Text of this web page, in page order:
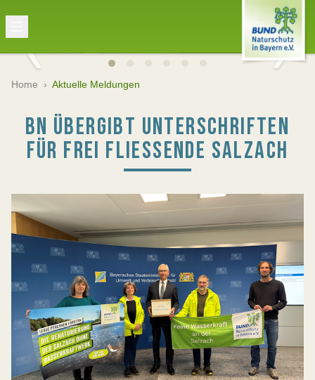
Home › Aktuelle Meldungen
BN ÜBERGIBT UNTERSCHRIFTEN
FÜR FREI FLIESSENDE SALZACH